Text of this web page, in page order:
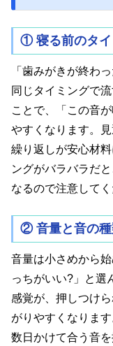
① 寝る前のタイ
「歯みがきが終わ
同じタイミングで
ことで、「この音
やすくなります。
繰り返しが安心材
ングがバラバラだ
なるので注意してく
② 音量と音の
音量は小さめから
っちがいい?」と選
感覚が、押しつけ
がりやすくなりま
数日かけて合う音